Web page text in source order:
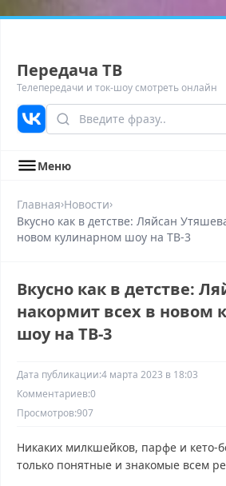
Передача ТВ
Телепередачи и ток-шоу смотреть онлайн
Меню
Главная›Новости›
Вкусно как в детстве: Ляйсан
новом кулинарном шоу на ТВ-3
Вкусно как в детстве:
накормит всех в новом
шоу на ТВ-3
Дата публикации:4 марта 2023 в 18:03
Комментариев:0
Просмотров:907
Никаких милкшейков, парфе и
только понятные и знакомые всем